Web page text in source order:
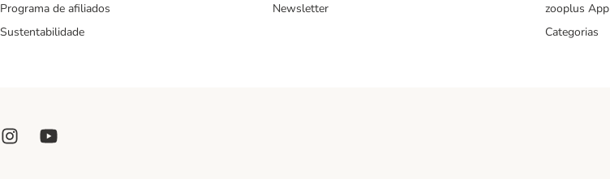
Programa de afiliados
Sustentabilidade
Newsletter
zooplus App
Categorias